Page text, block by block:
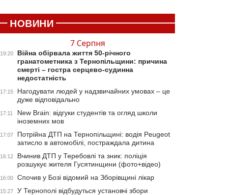
НОВИНИ
7 Серпня
19:20
Війна обірвала життя 50-річного
гранатометника з Тернопільщини: причина
смерті – гостра серцево-судинна
недостатність
17:15
Нагодувати людей у надзвичайних умовах – це
дуже відповідально
17:11
New Brain: відгуки студентів та огляд школи
іноземних мов
17:07
Потрійна ДТП на Тернопільщині: водія Peugeot
затисло в автомобілі, постраждала дитина
16:12
Вчинив ДТП у Теребовлі та зник: поліція
розшукує жителя Гусятинщини (фото+відео)
16:00 Спочив у Бозі відомий на Зборівщині лікар
15:27
У Тернополі відбудуться установчі збори